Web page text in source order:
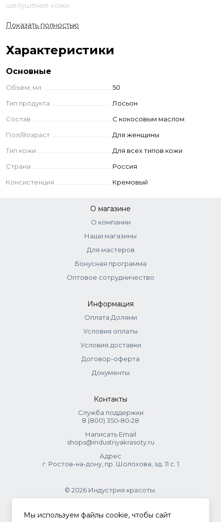
шелушение кожи.
Применение
кожу массажными движениями до полного впитывания.
Ингредиенты
Aqua, Cocos Nucifera (Coconut) Oil,
Potassium Cetyl Phosphate, Cetearyl Alcohol,
Ethylhexyl Stearate, Glycerin, Urea, PEG-100 Stearate,
Glycerin Monostearate, Cyclopentasiloxane, Dimethicone,
Niacinamide, Parfume, Allantoin, Ceteareth-20,
Acrylates/C10-30 Alkyl Acrylate Crosspolymer,
Sodium Hydroxide, Disodium EDTA, Phenoxyethanol,
Показать полностью
Характеристики
Основные
Объем, мл
50
Тип продукта
Лосьон
Состав
С кокосовым маслом
Пол/Возраст
Для женщины
Тип кожи
Для всех типов кожи
Страна
Россия
Консистенция
Кремовый
О магазине
О компании
Наши магазины
Для мастеров
Бонусная программа
Оптовое сотрудничество
Информация
Оплата Долями
Условия оплаты
Условия доставки
Договор-оферта
Документы
Контакты
Служба поддержки
8 (800) 350‑80‑28
Написать Email
shops@industriyakrasoty.ru
Адрес
г. Ростов-на-дону, пр. Шолохова, зд. 11 с. 1
© 2026 Индустрия красоты.
.
Мы используем файлы cookie, чтобы сайт